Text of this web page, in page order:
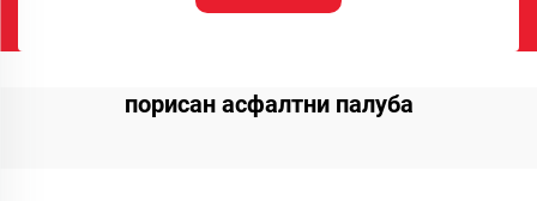
порисан асфалтни палуба